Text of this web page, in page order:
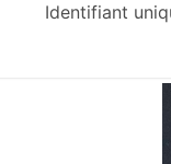
Identifiant